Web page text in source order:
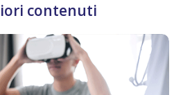
contenuti